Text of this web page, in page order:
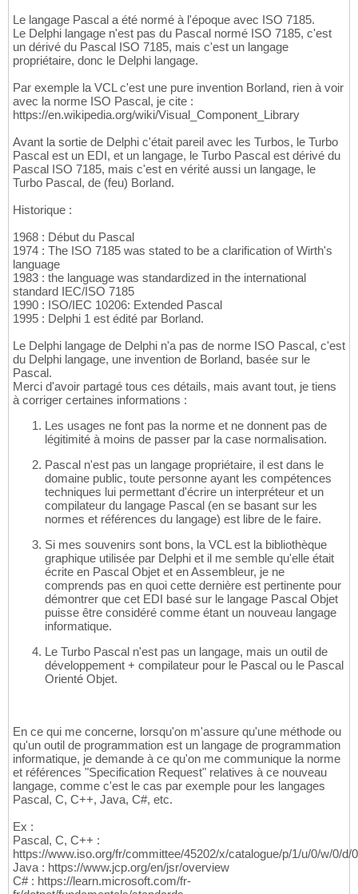
Le langage Pascal a été normé à l'époque avec ISO 7185.
Le Delphi langage n'est pas du Pascal normé ISO 7185, c'est
un dérivé du Pascal ISO 7185, mais c'est un langage
propriétaire, donc le Delphi langage.
Par exemple la VCL c'est une pure invention Borland, rien à voir
avec la norme ISO Pascal, je cite :
https://en.wikipedia.org/wiki/Visual_Component_Library
Avant la sortie de Delphi c'était pareil avec les Turbos, le Turbo
Pascal est un EDI, et un langage, le Turbo Pascal est dérivé du
Pascal ISO 7185, mais c'est en vérité aussi un langage, le
Turbo Pascal, de (feu) Borland.
Historique :
1968 : Début du Pascal
1974 : The ISO 7185 was stated to be a clarification of Wirth's
language
1983 : the language was standardized in the international
standard IEC/ISO 7185
1990 : ISO/IEC 10206: Extended Pascal
1995 : Delphi 1 est édité par Borland.
Le Delphi langage de Delphi n'a pas de norme ISO Pascal, c'est
du Delphi langage, une invention de Borland, basée sur le
Pascal.
Merci d'avoir partagé tous ces détails, mais avant tout, je tiens
à corriger certaines informations :
Les usages ne font pas la norme et ne donnent pas de
légitimité à moins de passer par la case normalisation.
Pascal n'est pas un langage propriétaire, il est dans le
domaine public, toute personne ayant les compétences
techniques lui permettant d'écrire un interpréteur et un
compilateur du langage Pascal (en se basant sur les
normes et références du langage) est libre de le faire.
Si mes souvenirs sont bons, la VCL est la bibliothèque
graphique utilisée par Delphi et il me semble qu'elle était
écrite en Pascal Objet et en Assembleur, je ne
comprends pas en quoi cette dernière est pertinente pour
démontrer que cet EDI basé sur le langage Pascal Objet
puisse être considéré comme étant un nouveau langage
informatique.
Le Turbo Pascal n'est pas un langage, mais un outil de
développement + compilateur pour le Pascal ou le Pascal
Orienté Objet.
En ce qui me concerne, lorsqu'on m'assure qu'une méthode ou
qu'un outil de programmation est un langage de programmation
informatique, je demande à ce qu'on me communique la norme
et références "Specification Request" relatives à ce nouveau
langage, comme c'est le cas par exemple pour les langages
Pascal, C, C++, Java, C#, etc.
Ex :
Pascal, C, C++ :
https://www.iso.org/fr/committee/45202/x/catalogue/p/1/u/0/w/0/d/0
Java : https://www.jcp.org/en/jsr/overview
C# : https://learn.microsoft.com/fr-